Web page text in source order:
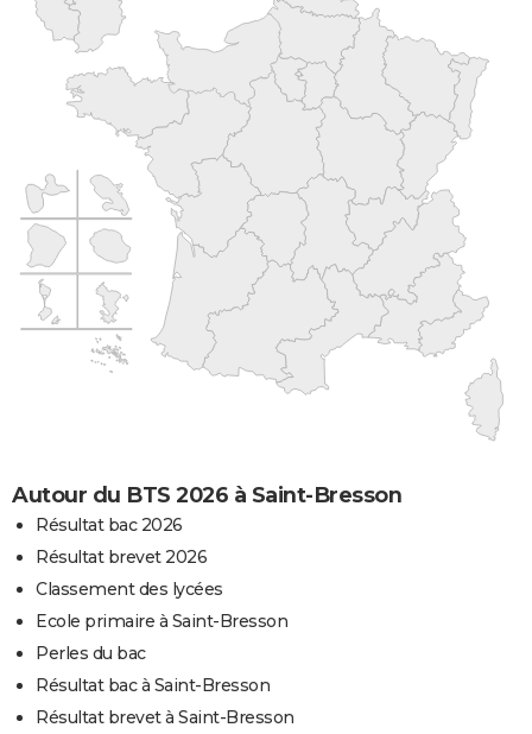
Autour du BTS 2026 à Saint-Bresson
Résultat bac 2026
Résultat brevet 2026
Classement des lycées
Ecole primaire à Saint-Bresson
Perles du bac
Résultat bac à Saint-Bresson
Résultat brevet à Saint-Bresson